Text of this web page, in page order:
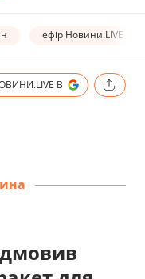
ефір Новини.LIVE
В